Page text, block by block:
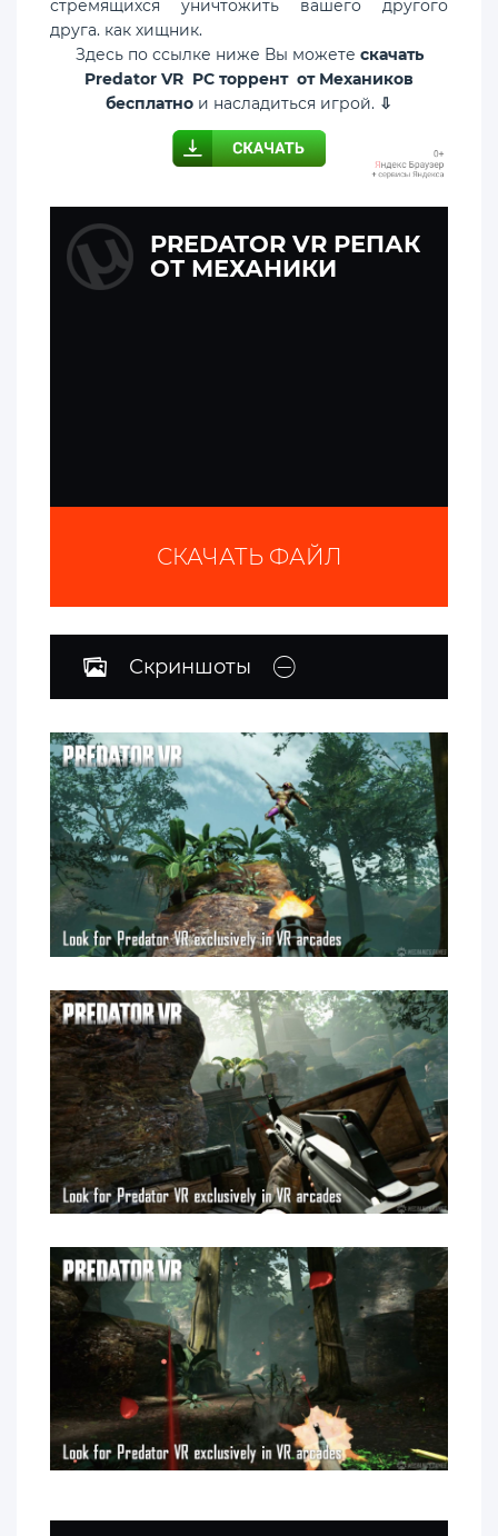
стремящихся уничтожить вашего другого
друга. как хищник.
Здесь по ссылке ниже Вы можете скачать
Predator VR PC торрент от Механиков
бесплатно и насладиться игрой. ⇩
PREDATOR VR РЕПАК
ОТ МЕХАНИКИ
СКАЧАТЬ ФАЙЛ
Скриншоты